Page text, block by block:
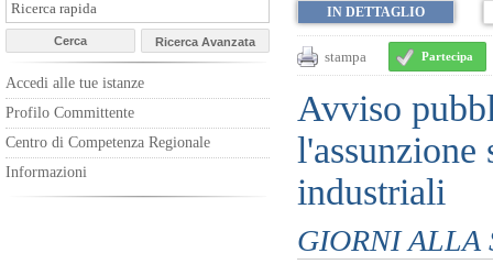
Accedi alle tue istanze
Profilo Committente
Centro di Competenza Regionale
Informazioni
IN DETTAGLIO
stampa Partecipa
Avviso
industriali
GIORNI ALLA